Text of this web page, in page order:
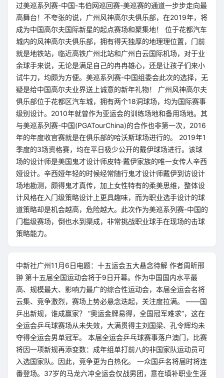
过美巡系列赛-中国-韦伯网巡回赛-美巡赛的通道一步步走向最
高舞台！不夸张的说，广州风神高尔夫俱乐部，在2019年，将
成为中国高尔夫国际新星的起点赛场和聚集地！ 位于花都汽车
城内的风神高尔夫俱乐部，拥有得天独厚的地理理位置，门前
就是地铁站，临近高铁广州北站和广州白云国际机场，对于业
余球手来说，无论是满足自己的冉冉雄心，还是让孩子们来小
试牛刀，均颇为方便。美巡系列赛-中国组委会此次的选择，无
疑是给中国高尔夫业界送上诚意的新年礼物！ 广州风神高尔夫
俱乐部位于花都区汽车城，拥有两个18洞球场，均为国际赛事
级别设计。2010年就曾作为亚运会的训练场地和备用场地。其
与美巡系列赛-中国(PGATourChina)的合作也非第一次，2016
年的年度收官赛就是在俱乐部的哈沃斯球场进行的。 2019年1
季度的3场资格赛，均在平日极少公开的戴伊球场进行。该球
场的设计师是美国鬼才设计师皮特·戴伊家族的唯一女传人辛西
娅设计。辛西娅年轻的时候经常随行鬼才设计师戴伊到访设计
场地勘测，颇得鬼才真传，加上女性特有的柔美思维，整体设
计风格在入门级策略设计上更具趣味，而为职业选手设计的球
道策略却是机会越高，危险越大。此次作为美巡系列赛-中国的
门槛级赛场，倒也水到渠成，非常挑战职业球手在现场的击球
策略能力。
中新社广州11月6日电题：十五运会五大悬念待解 作者周昕邢
翀 第十五届全国运动会将于9日开幕。作为中国国内水平最
高、规模最大、影响力最广的综合性运动会，本届全运会名将
云集、竞争激烈，赛场上势必悬念迭起，关注度拉满。 ——国
乒出新规，谁成赢家？ “奥运金牌易得，全国冠军难求”，这在
全运会乒乓球赛场从未失效，大满贯得主刘国梁、孔令辉均未
夺得全运会男单冠军。 本届全运会乒乓球赛事落户澳门，比赛
将因一项新规再添变数：成年组单打前八的非国家队运动员可
入选国家队。因此，竞争更为白热化。 一众国乒名将届时将连
番登场。37岁的马龙六冲全运会仅战男团，意在填补职业生涯